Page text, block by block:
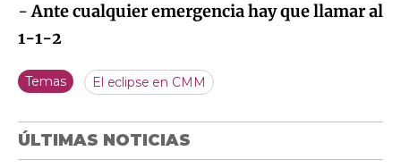
-Ante cualquier emergencia hay que llamar al
1-1-2
Temas El eclipse en CMM
ÚLTIMAS NOTICIAS